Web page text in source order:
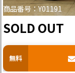
商品番号：Y01191
SOLD OUT
無料